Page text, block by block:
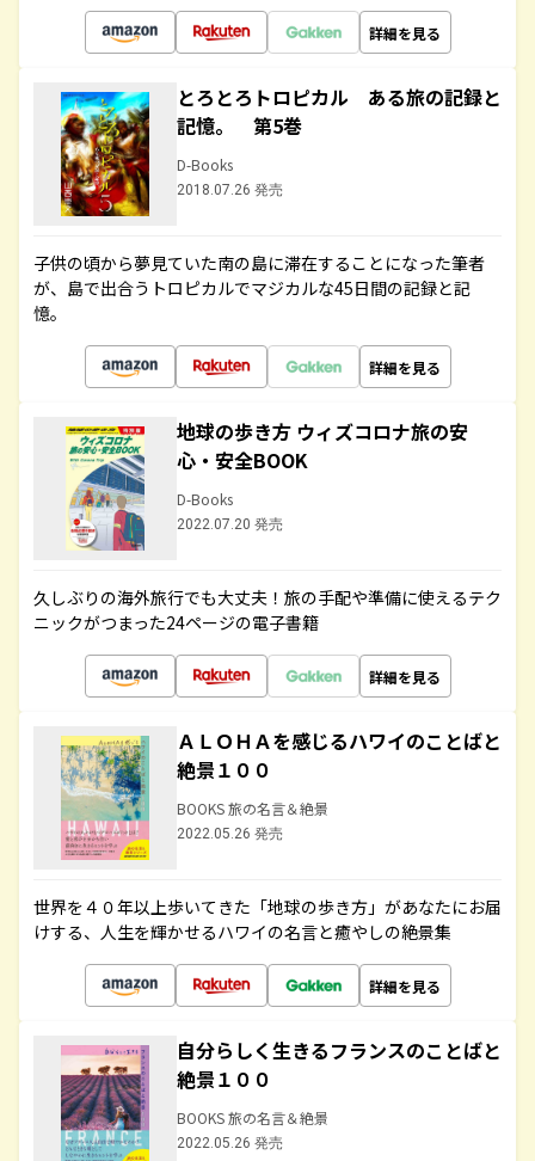
詳細を見る
とろとろトロピカル ある旅の記録と
記憶。 第5巻
D-Books
2018.07.26 発売
子供の頃から夢見ていた南の島に滞在することになった筆者
が、島で出合うトロピカルでマジカルな45日間の記録と記
憶。
詳細を見る
地球の歩き方 ウィズコロナ旅の安
心・安全BOOK
D-Books
2022.07.20 発売
久しぶりの海外旅行でも大丈夫！旅の手配や準備に使えるテク
ニックがつまった24ページの電子書籍
詳細を見る
ＡＬＯＨＡを感じるハワイのことばと
絶景１００
BOOKS 旅の名言＆絶景
2022.05.26 発売
世界を４０年以上歩いてきた「地球の歩き方」があなたにお届
けする、人生を輝かせるハワイの名言と癒やしの絶景集
詳細を見る
自分らしく生きるフランスのことばと
絶景１００
BOOKS 旅の名言＆絶景
2022.05.26 発売